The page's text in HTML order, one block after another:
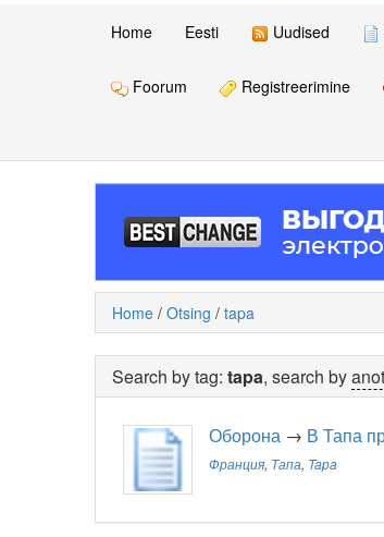
Home Eesti Uudised
Foorum Registreerimine
Home / Otsing / tapa
Search by tag: tapa, search by
Оборона → В Тапа
Франция, Тапа, Tapa